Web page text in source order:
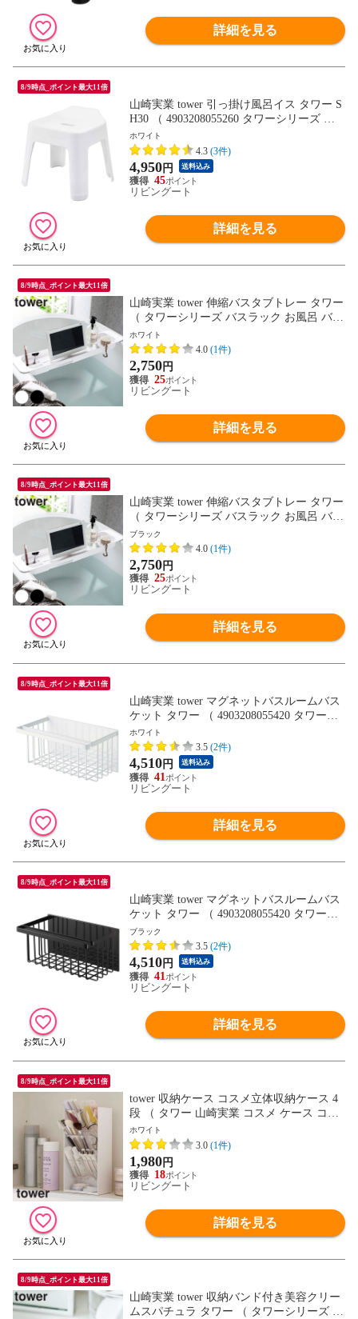
詳細を見る
8/9時点_ポイント最大11倍
山崎実業 tower 引っ掛け風呂イス タワー S
H30 （ 4903208055260 タワーシリーズ 風
呂いす 風呂イス ひっかけ 引っ掛け 壁面
壁 収納 フック いす 椅子 引っかけ 風呂 イ
ス バスチェア お風呂 浴室 ） 【ホワイ
ト】
ホワイト
4.3 (3件)
4,950円 送料込み
45
リビングート
詳細を見る
8/9時点_ポイント最大11倍
山崎実業 tower 伸縮バスタブトレー タワー
（ タワーシリーズ バスラック お風呂 バス
半身浴 ホワイト ブラック リラックス バス
タブトレー 健康グッズ バスタブラック バ
スタブ 浴槽 ラック 伸縮 収納 ポケット ）
【ホワイト】
ホワイト
4.0 (1件)
2,750円
25
リビングート
詳細を見る
8/9時点_ポイント最大11倍
山崎実業 tower 伸縮バスタブトレー タワー
（ タワーシリーズ バスラック お風呂 バス
半身浴 ホワイト ブラック リラックス バス
タブトレー 健康グッズ バスタブラック バ
スタブ 浴槽 ラック 伸縮 収納 ポケット ）
【ブラック】
ブラック
4.0 (1件)
2,750円
25
リビングート
詳細を見る
8/9時点_ポイント最大11倍
山崎実業 tower マグネットバスルームバス
ケット タワー （ 4903208055420 タワーシ
リーズ 収納 お風呂 バス お風呂収納 バス
収納 マグネット 磁石 吊り下げ 風呂 吊り
下げ収納 おもちゃ おもちゃ収納 ） 【ホワ
イト】
ホワイト
3.5 (2件)
4,510円 送料込み
41
リビングート
詳細を見る
8/9時点_ポイント最大11倍
山崎実業 tower マグネットバスルームバス
ケット タワー （ 4903208055420 タワーシ
リーズ 収納 お風呂 バス お風呂収納 バス
収納 マグネット 磁石 吊り下げ 風呂 吊り
下げ収納 おもちゃ おもちゃ収納 ） 【ブラ
ック】
ブラック
3.5 (2件)
4,510円 送料込み
41
リビングート
詳細を見る
8/9時点_ポイント最大11倍
tower 収納ケース コスメ立体収納ケース 4
段 （ タワー 山崎実業 コスメ ケース コス
メケース コスメ収納 クリア 高さ 調節 小
物 小物入れ メイク 収納ボックス 小物収納
高さ調節 リップ マスカラ コスメブラシ ）
【ホワイト】
ホワイト
3.0 (1件)
1,980円
18
リビングート
詳細を見る
8/9時点_ポイント最大11倍
山崎実業 tower 収納バンド付き美容クリー
ムスパチュラ タワー （ タワーシリーズ ス